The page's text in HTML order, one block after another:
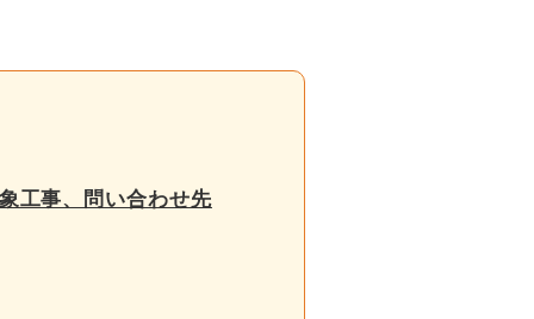
工事、問い合わせ先